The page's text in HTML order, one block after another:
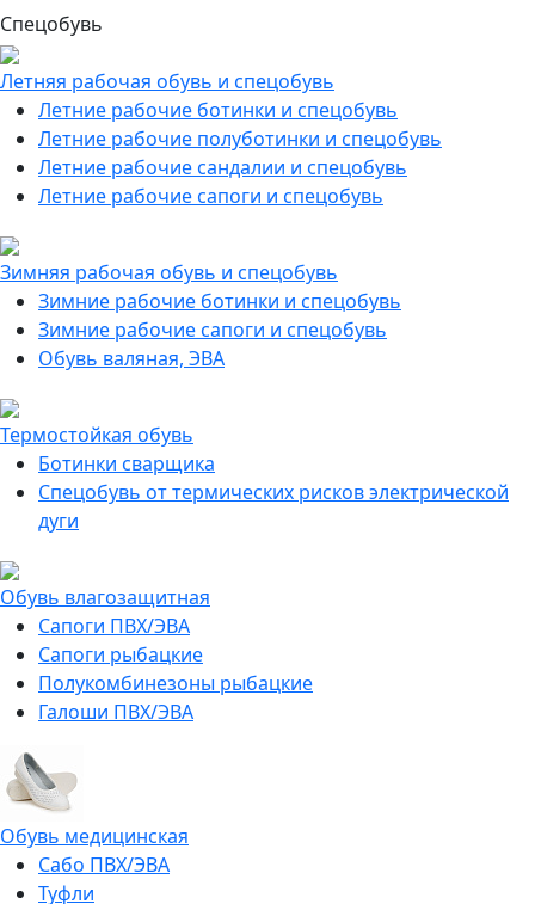
Спецобувь
Летняя рабочая обувь и спецобувь
Летние рабочие ботинки и спецобувь
Летние рабочие полуботинки и спецобувь
Летние рабочие сандалии и спецобувь
Летние рабочие сапоги и спецобувь
Зимняя рабочая обувь и спецобувь
Зимние рабочие ботинки и спецобувь
Зимние рабочие сапоги и спецобувь
Обувь валяная, ЭВА
Термостойкая обувь
Ботинки сварщика
Спецобувь от термических рисков электрической
дуги
Обувь влагозащитная
Сапоги ПВХ/ЭВА
Сапоги рыбацкие
Полукомбинезоны рыбацкие
Галоши ПВХ/ЭВА
Обувь медицинская
Сабо ПВХ/ЭВА
Туфли